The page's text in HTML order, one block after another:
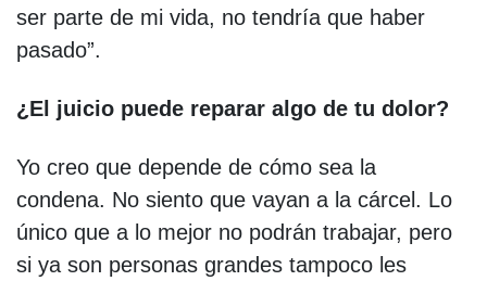
ser parte de mi vida, no tendría que haber
pasado”.
¿El juicio puede reparar algo de tu dolor?
Yo creo que depende de cómo sea la
condena. No siento que vayan a la cárcel. Lo
único que a lo mejor no podrán trabajar, pero
si ya son personas grandes tampoco les